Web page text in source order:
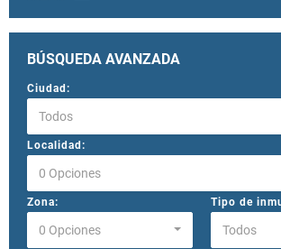
BÚSQUEDA AVANZADA
Ciudad:
Todos
Localidad:
0 Opciones
Zona:
0 Opciones
Tipo de
Todos